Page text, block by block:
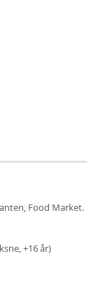
Food Market.
+16 år)